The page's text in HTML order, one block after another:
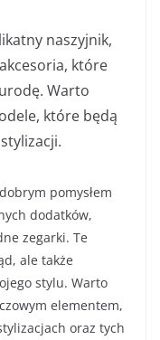
naszyjnik,
które
Warto
które będą
pomysłem
dodatków,
zegarki. Te
ale także
stylu. Warto
elementem,
oraz tych